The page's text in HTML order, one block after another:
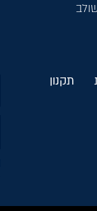
תקנון